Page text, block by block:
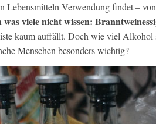
Lebensmitteln Verwendung findet – von
was viele nicht wissen:
kaum auffällt. Doch wie viel Alkohol
Menschen besonders wichtig?